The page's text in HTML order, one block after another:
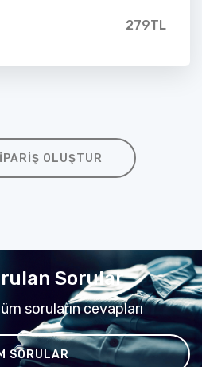
279TL
OLUŞTUR
Sorular
soruların cevapları
SORULAR